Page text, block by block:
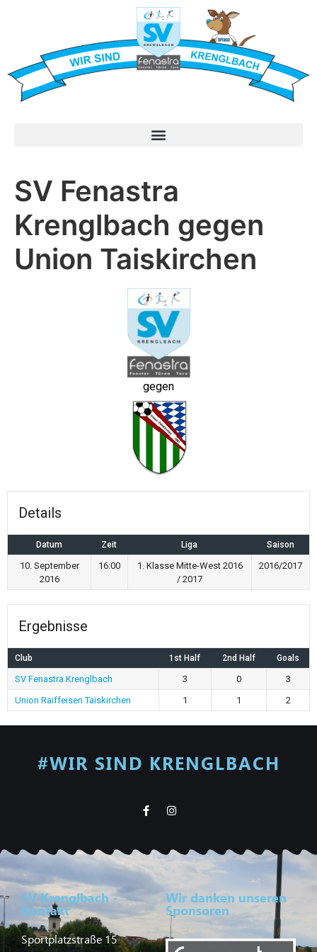
SV Fenastra
Krenglbach gegen
Union Taiskirchen
gegen
Details
Datum Zeit Liga Saison
10. September
2016
16:00
1. Klasse Mitte-West 2016
/ 2017
2016/2017
Ergebnisse
Club 1st Half 2nd Half Goals
SV Fenastra Krenglbach 3 0
3
Union Raiffeisen Taiskirchen
1 1 2
#WIR SIND KRENGLBACH
SV Krenglbach -
Kontakt
Sportplatzstraße 15
Wir danken unseren
Sponsoren